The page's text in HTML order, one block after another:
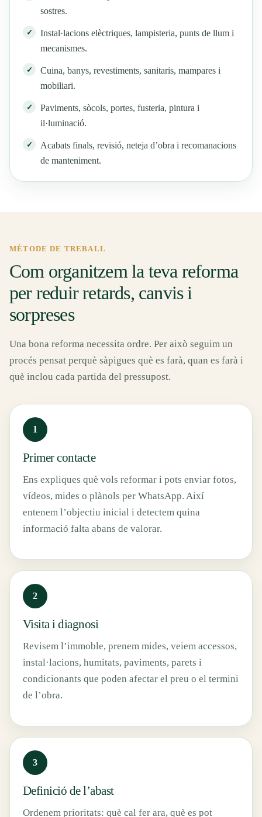
sostres.
Instal·lacions elèctriques, lampisteria, punts de llum i
mecanismes.
Cuina, banys, revestiments, sanitaris, mampares i
mobiliari.
Paviments, sòcols, portes, fusteria, pintura i
il·luminació.
Acabats finals, revisió, neteja d’obra i recomanacions
de manteniment.
MÈTODE DE TREBALL
Com organitzem la teva reforma
per reduir retards, canvis i
sorpreses
Una bona reforma necessita ordre. Per això seguim un
procés pensat perquè sàpigues què es farà, quan es farà i
què inclou cada partida del pressupost.
Primer contacte
Ens expliques què vols reformar i pots enviar fotos,
vídeos, mides o plànols per WhatsApp. Així
entenem l’objectiu inicial i detectem quina
informació falta abans de valorar.
Visita i diagnosi
Revisem l’immoble, prenem mides, veiem accessos,
instal·lacions, humitats, paviments, parets i
condicionants que poden afectar el preu o el termini
de l’obra.
Definició de l’abast
Ordenem prioritats: què cal fer ara, què es pot